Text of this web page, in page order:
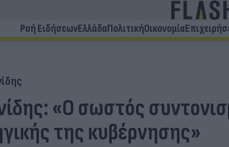
Ροή ΕιδήσεωνΕλλάδαΠολιτικήΟικονομία
«Ο σωστός
της κυβέρνησης»